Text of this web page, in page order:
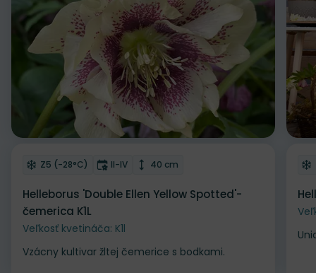
Odober do zoznamu želaní
Mrazuvzdornosť
Z5 (-28°C) Doba kvitnutia
II-IV Výška rastliny
40 cm
Helleborus 'Double Ellen Yellow Spotted'-
čemerica K1L
Veľkosť kvetináča: K1l
Vzácny kultivar žltej čemerice s bodkami.